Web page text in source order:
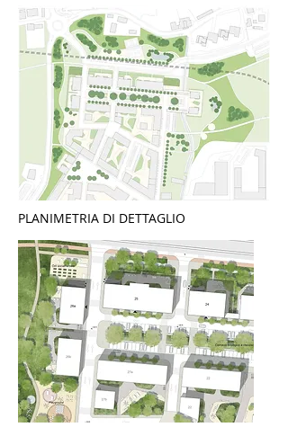
PLANIMETRIA DI DETTAGLIO